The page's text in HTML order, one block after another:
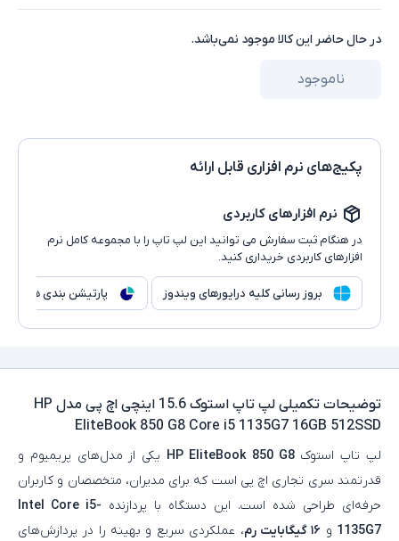
در حال حاضر این کالا موجود نمی‌باشد.
ناموجود
پکیج‌های نرم افزاری قابل ارائه
نرم افزارهای کاربردی
در هنگام ثبت سفارش می توانید این لپ تاپ را با مجموعه کامل نرم
افزارهای کاربردی خریداری کنید.
بروز رسانی کلیه درایورهای ویندوز پارتیشن بندی هارد
توضیحات تکمیلی
لپ تاپ استوک 15.6 اینچی اچ پی مدل HP
EliteBook 850 G8 Core i5 1135G7 16GB 512SSD
لپ‌ تاپ استوکHP EliteBook 850 G8 یکی از مدل‌های پریمیوم و
قدرتمند سری تجاری اچ‌ پی است که برای مدیران، متخصصان و کاربران
حرفه‌ای طراحی شده است. این دستگاه با پردازنده Intel Core i5-
1135G7 و ۱۶ گیگابایت رم
، عملکردی سریع و بهینه را در پردازش‌های